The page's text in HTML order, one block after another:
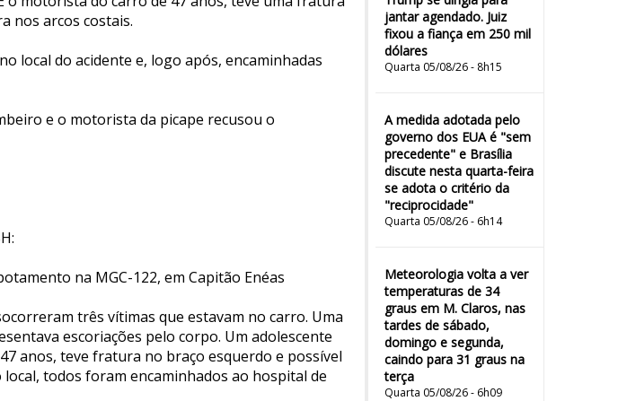
jantar agendado. Juiz
fixou a fiança em 250 mil
dólares
Quarta 05/08/26 - 8h15
A medida adotada pelo
governo dos EUA é "sem
precedente" e Brasília
discute nesta quarta-feira
se adota o critério da
"reciprocidade"
Quarta 05/08/26 - 6h14
Meteorologia volta a ver
temperaturas de 34
graus em M. Claros, nas
tardes de sábado,
domingo e segunda,
caindo para 31 graus na
terça
Quarta 05/08/26 - 6h09
nos arcos costais.
local do acidente e, logo após, encaminhadas
e o motorista da picape recusou o
na MGC-122, em Capitão Enéas
três vítimas que estavam no carro. Uma
escoriações pelo corpo. Um adolescente
anos, teve fratura no braço esquerdo e possível
todos foram encaminhados ao hospital de